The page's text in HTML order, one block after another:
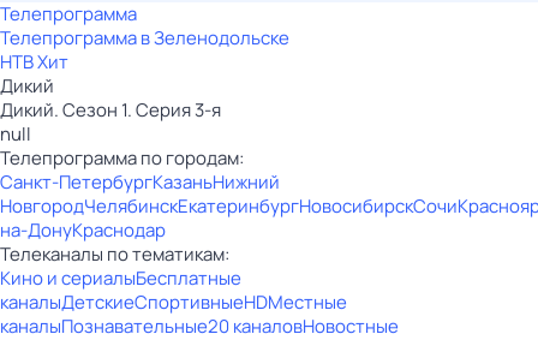
Телепрограмма
Телепрограмма в Зеленодольске
НТВ Хит
Дикий
Дикий. Сезон 1. Серия 3-я
null
Телепрограмма по городам:
Санкт-ПетербургКазаньНижний
НовгородЧелябинскЕкатеринбургНовосибирскСочи
на-ДонуКраснодар
Телеканалы по тематикам:
Кино и сериалыБесплатные
каналыДетскиеСпортивныеHDМестные
каналыПознавательные20 каналовНовостные